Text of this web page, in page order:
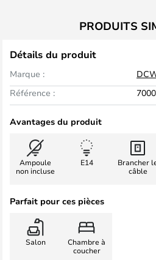
PRODUITS
Détails du produit
Marque :
Référence :
Avantages du produit
Ampoule
non incluse
E14
Brancher
câble
Parfait pour ces pièces
Salon
Chambre à
coucher